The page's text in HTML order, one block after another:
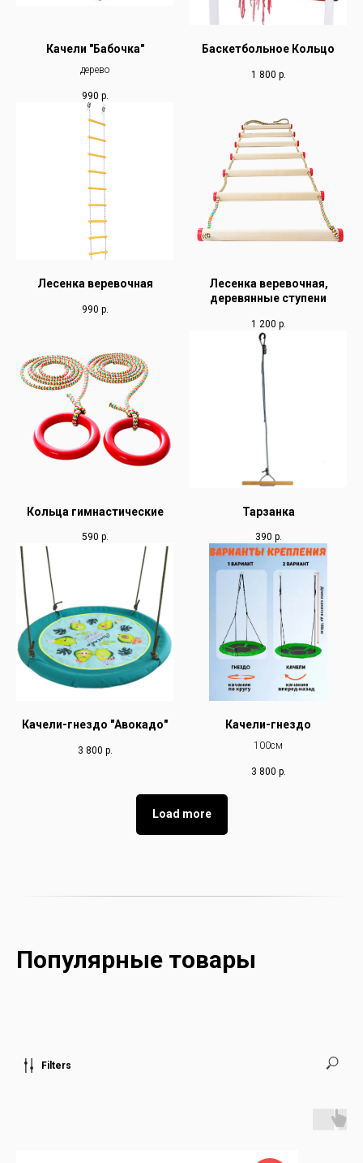
Качели "Бабочка"
дерево
990 р.
Баскетбольное Кольцо
1 800 р.
Лесенка веревочная
990 р.
Лесенка веревочная,
деревянные ступени
1 200 р.
Кольца гимнастические
590 р.
Тарзанка
390 р.
Качели-гнездо "Авокадо"
3 800 р.
Качели-гнездо
100см
3 800 р.
Load more
Популярные товары
Filters